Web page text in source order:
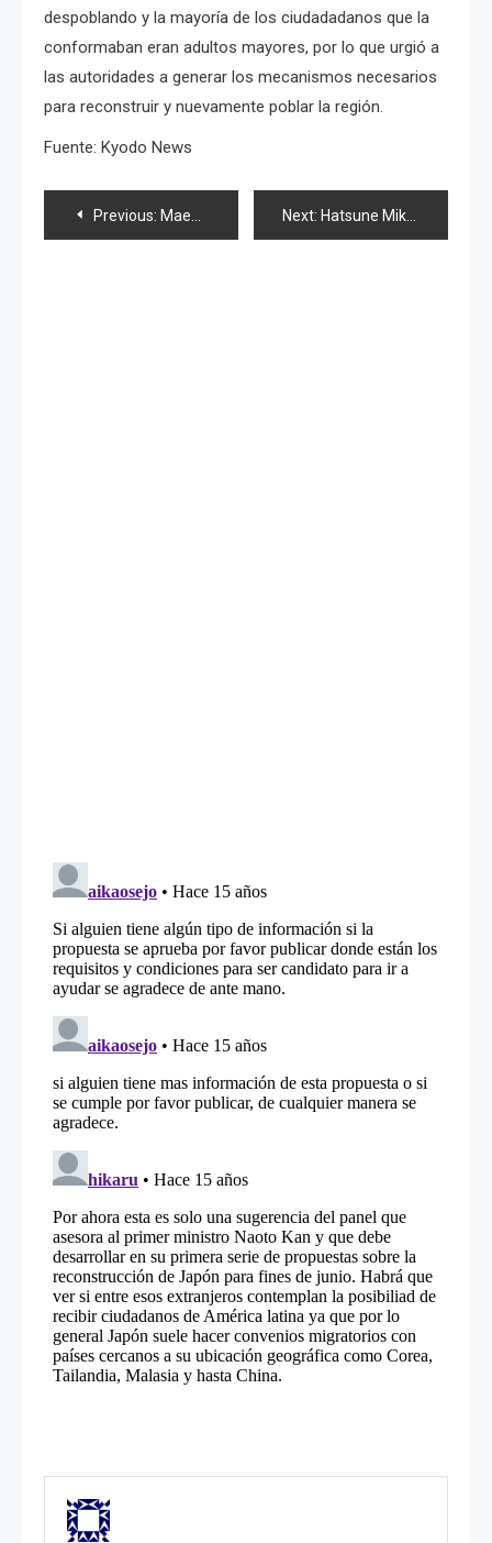
despoblando y la mayoría de los ciudadadanos que la
conformaban eran adultos mayores, por lo que urgió a
las autoridades a generar los mecanismos necesarios
para reconstruir y nuevamente poblar la región.
Fuente: Kyodo News
Navegación
Previous: Maeda en dorama «Ikemen», Sashihara y su «negativa» declaración y dos estudiantes menos Next: Hatsune Miku en Anime Expo 2011